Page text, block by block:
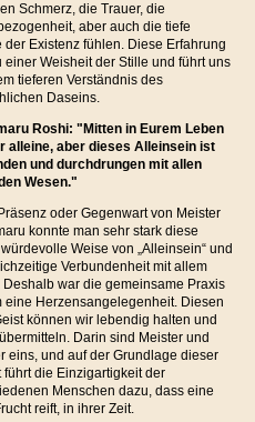
Schmerz, die Trauer, die
aber auch die tiefe
der Existenz fühlen. Diese Erfahrung
einer Weisheit der Stille und führt uns
tieferen Verständnis des
Daseins.
Roshi: "Mitten in Eurem Leben
alleine, aber dieses Alleinsein ist
und durchdrungen mit allen
Wesen."
oder Gegenwart von Meister
konnte man sehr stark diese
Weise von „Alleinsein“ und
Verbundenheit mit allem
Deshalb war die gemeinsame Praxis
eine Herzensangelegenheit. Diesen
können wir lebendig halten und
Darin sind Meister und
eins, und auf der Grundlage dieser
führt die Einzigartigkeit der
Menschen dazu, dass eine
reift, in ihrer Zeit.